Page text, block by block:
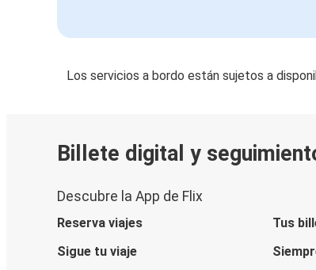
Los servicios a bordo están sujetos a
Billete digital y
Descubre la App de Flix
Reserva viajes
Tus
Sigue tu viaje